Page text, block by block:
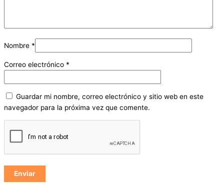
Nombre *
Correo electrónico *
Guardar mi nombre, correo electrónico y sitio web en este
navegador para la próxima vez que comente.